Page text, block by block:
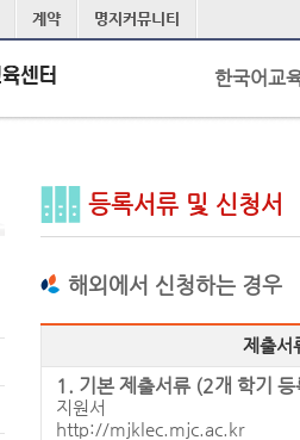
계약 명지커뮤니티
한국어교
등록서류 및 신청서
해외에서 신청하는 경우
제출서
1. 기본 제출서류 (2개 학기
지원서
http://mjklec.mjc.ac.kr